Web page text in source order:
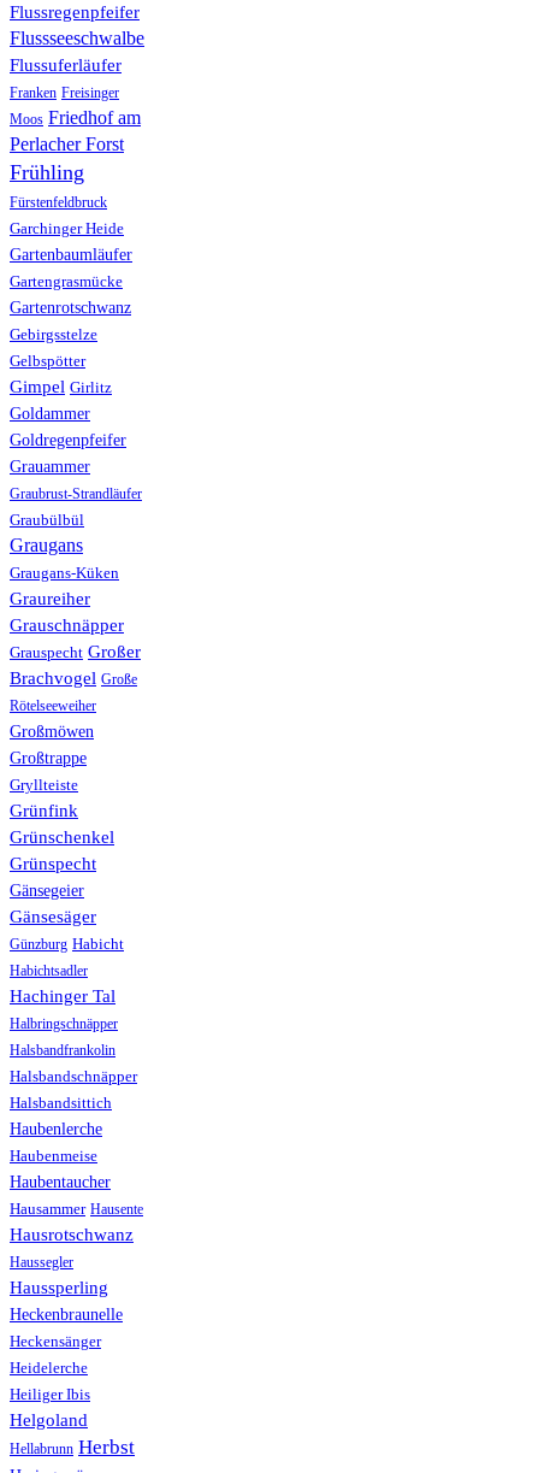
Flussregenpfeifer
Flussseeschwalbe
Flussuferläufer
Franken Freisinger
Moos Friedhof am
Perlacher Forst
Frühling
Fürstenfeldbruck
Garchinger Heide
Gartenbaumläufer
Gartengrasmücke
Gartenrotschwanz
Gebirgsstelze
Gelbspötter
Gimpel Girlitz
Goldammer
Goldregenpfeifer
Grauammer
Graubrust-Strandläufer
Graubülbül
Graugans
Graugans-Küken
Graureiher
Grauschnäpper
Grauspecht Großer
Brachvogel Große
Rötelseeweiher
Großmöwen
Großtrappe
Gryllteiste
Grünfink
Grünschenkel
Grünspecht
Gänsegeier
Gänsesäger
Günzburg Habicht
Habichtsadler
Hachinger Tal
Halbringschnäpper
Halsbandfrankolin
Halsbandschnäpper
Halsbandsittich
Haubenlerche
Haubenmeise
Haubentaucher
Hausammer Hausente
Hausrotschwanz
Haussegler
Haussperling
Heckenbraunelle
Heckensänger
Heidelerche
Heiliger Ibis
Helgoland
Hellabrunn Herbst